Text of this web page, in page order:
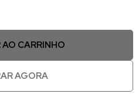
CARRINHO
AGORA